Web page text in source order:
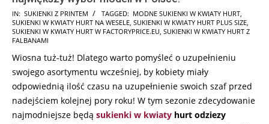
2025-
08-
22
IN: SUKIENKI Z PRINTEM TAGGED: MODNE SUKIENKI W KWIATY HURT
SUKIENKI W KWIATY HURT NA WESELE SUKIENKI W KWIATY HURT PLUS SIZE
SUKIENKI W KWIATY HURT W FACTORYPRICE.EU SUKIENKI W KWIATY HURT Z
FALBANAMI
Wiosna tuż-tuż! Dlatego warto pomyśleć o uzupełnieniu
swojego asortymentu wcześniej, by kobiety miały
odpowiednią ilość czasu na uzupełnienie swoich szaf przed
nadejściem kolejnej pory roku! W tym sezonie zdecydowanie
najmodniejsze będą sukienki w kwiaty hurt odziezy